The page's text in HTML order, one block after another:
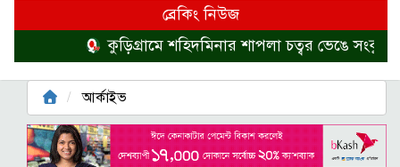
ব্রেকিং নিউজ
কুড়িগ্রামে শহিদমিনার শাপলা চত্বর ভেঙে সংকুচিত
আর্কাইভ